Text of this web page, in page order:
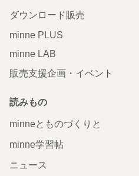
ダウンロード販売
minne PLUS
minne LAB
販売支援企画・イベント
読みもの
minneとものづくりと
minne学習帖
ニュース